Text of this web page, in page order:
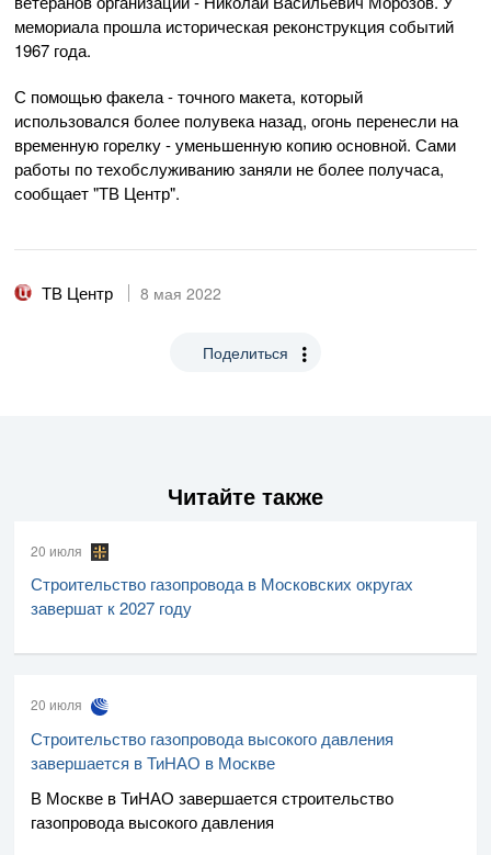
мемориала прошла историческая реконструкция событий
1967 года.
С помощью факела - точного макета, который
использовался более полувека назад, огонь перенесли на
временную горелку - уменьшенную копию основной. Сами
работы по техобслуживанию заняли не более получаса,
сообщает "ТВ Центр".
ТВ Центр 8 мая 2022
Поделиться
Читайте также
20 июля
Строительство газопровода в Московских округах
завершат к 2027 году
20 июля
Строительство газопровода высокого давления
завершается в ТиНАО в Москве
В Москве в ТиНАО завершается строительство
газопровода высокого давления